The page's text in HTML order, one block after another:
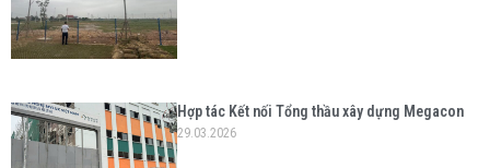
Hợp tác Kết nối Tổng thầu xây dựng Megacon
29.03.2026